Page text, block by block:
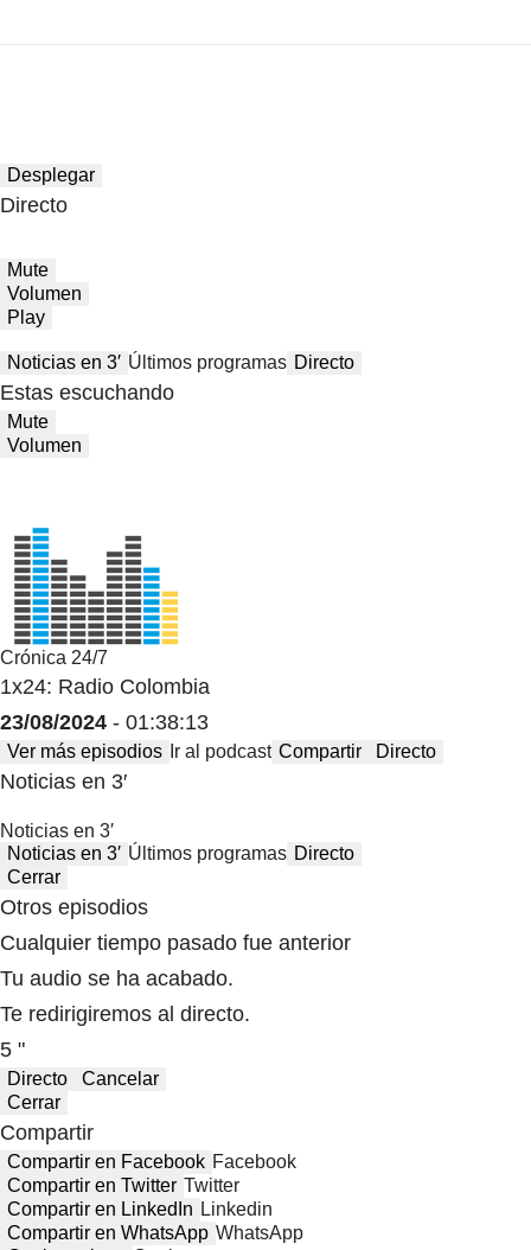
Desplegar
Directo
Mute
Volumen
Play
Noticias en 3′ Últimos programas Directo
Estas escuchando
Mute
Volumen
Crónica 24/7
1x24: Radio Colombia
23/08/2024 - 01:38:13
Ver más episodios Ir al podcast Compartir Directo
Noticias en 3′
Noticias en 3′
Noticias en 3′ Últimos programas Directo
Cerrar
Otros episodios
Cualquier tiempo pasado fue anterior
Tu audio se ha acabado.
Te redirigiremos al directo.
5 "
Directo
Cancelar
Cerrar
Compartir
Compartir en Facebook Facebook
Compartir en Twitter Twitter
Compartir en LinkedIn Linkedin
Compartir en WhatsApp WhatsApp